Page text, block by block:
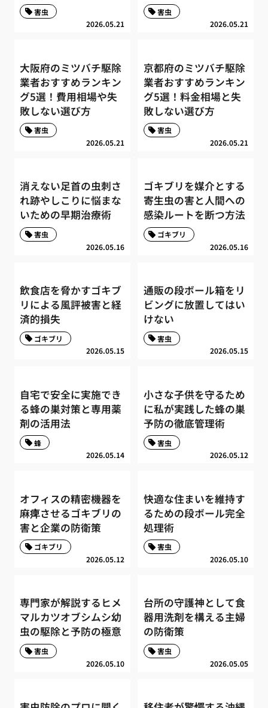
2026.05.21
害虫
2026.05.21
害虫
大阪府のミツバチ駆除
業者おすすめランキン
グ5選！費用相場や失
敗しない選び方
2026.05.21
害虫
京都府のミツバチ駆除
業者おすすめランキン
グ5選！料金相場と失
敗しない選び方
2026.05.21
害虫
消えない足首の虫刺さ
れ跡やしこりに悩まな
いための早期治療術
2026.05.16
害虫
ゴキブリを媒介とする
寄生虫の害と人間への
感染ルートを断つ方法
2026.05.16
ゴキブリ
飲食店を脅かすゴキブ
リによる風評被害と経
済的損失
2026.05.15
ゴキブリ
通販の段ボール箱をリ
ビングに放置してはい
けない
2026.05.15
害虫
自宅で安全に実施でき
る蜂の巣対策と専用薬
剤の活用法
2026.05.14
蜂
小さな子供を守るため
に私が実践した蜂の巣
予防の徹底管理術
2026.05.12
害虫
オフィスの精密機器を
麻痺させるゴキブリの
害と企業の防衛策
2026.05.12
ゴキブリ
快適な住まいを維持す
るための段ボール完全
処理術
2026.05.10
害虫
専門家が解説するヒメ
マルカツオブシムシ幼
虫の駆除と予防の極意
2026.05.10
害虫
台所の守護神として食
器用洗剤を構える主婦
の防衛策
2026.05.05
害虫